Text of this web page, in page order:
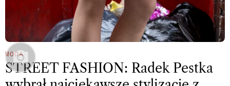
MODA
STREET FASHION: Radek Pestka